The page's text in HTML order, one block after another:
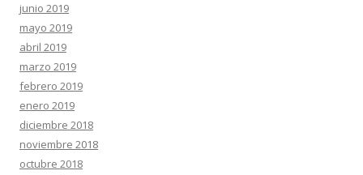
junio 2019
mayo 2019
abril 2019
marzo 2019
febrero 2019
enero 2019
diciembre 2018
noviembre 2018
octubre 2018